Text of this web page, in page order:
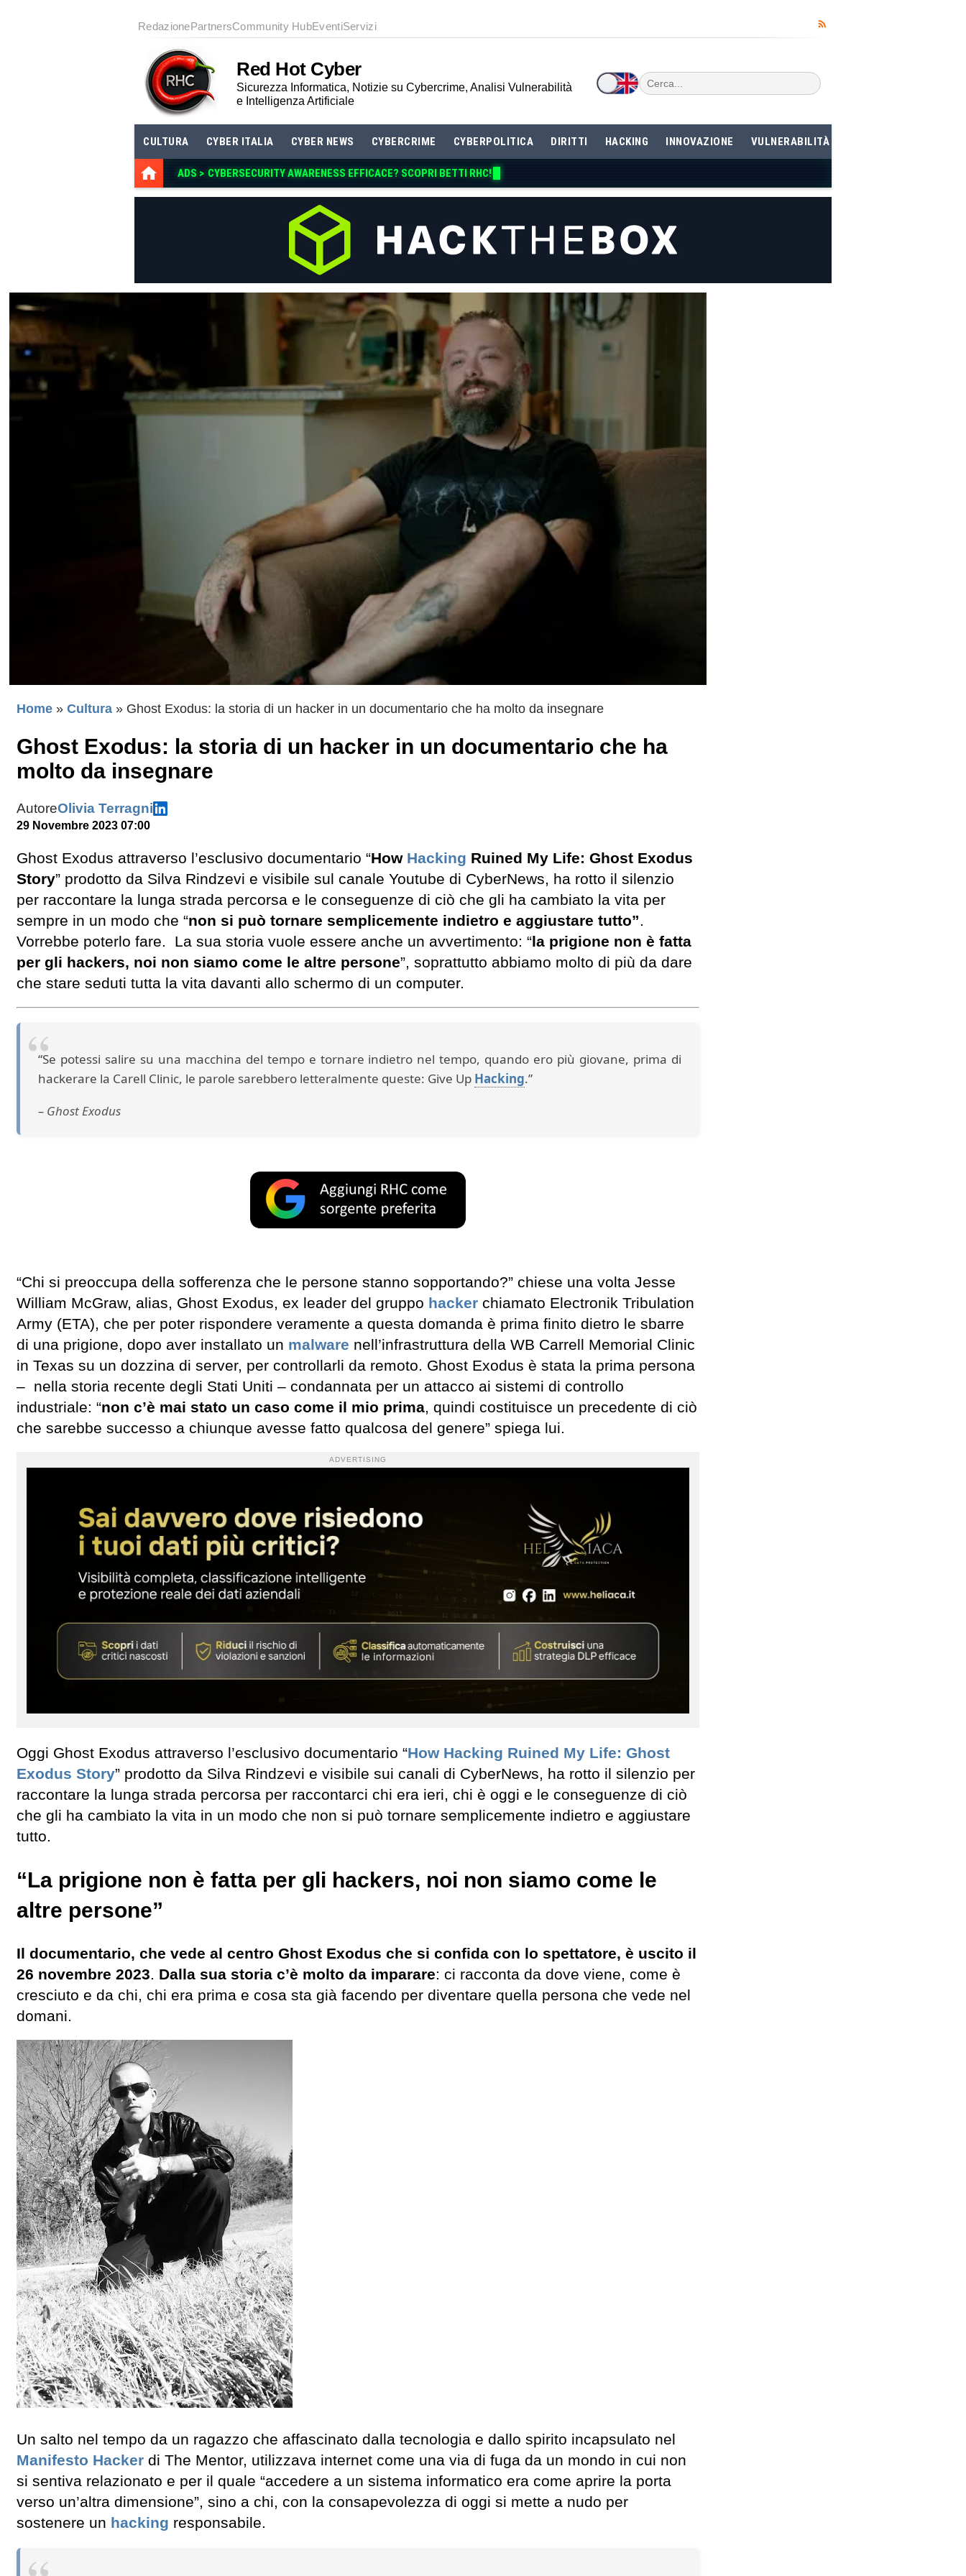
RedazionePartnersCommunity HubEventiServizi
Red Hot Cyber
Sicurezza Informatica, Notizie su Cybercrime, Analisi Vulnerabilità
e Intelligenza Artificiale
CULTURA CYBER ITALIA CYBER NEWS CYBERCRIME CYBERPOLITICA DIRITTI HACKING INNOVAZIONE VULNERABILITÀ
ADS > CYBERSECURITY AWARENESS EFFICACE? SCOPRI BETTI RHC!
Home » Cultura » Ghost Exodus: la storia di un hacker in un documentario che ha molto da insegnare
Ghost Exodus: la storia di un hacker in un documentario che ha
molto da insegnare
AutoreOlivia Terragni
29 Novembre 2023 07:00
Ghost Exodus attraverso l’esclusivo documentario “How Hacking Ruined My Life: Ghost Exodus
Story” prodotto da Silva Rindzevi e visibile sul canale Youtube di CyberNews, ha rotto il silenzio
per raccontare la lunga strada percorsa e le conseguenze di ciò che gli ha cambiato la vita per
sempre in un modo che “non si può tornare semplicemente indietro e aggiustare tutto”.
Vorrebbe poterlo fare. La sua storia vuole essere anche un avvertimento: “la prigione non è fatta
per gli hackers, noi non siamo come le altre persone”, soprattutto abbiamo molto di più da dare
che stare seduti tutta la vita davanti allo schermo di un computer.
“Se potessi salire su una macchina del tempo e tornare indietro nel tempo, quando ero più giovane, prima di
hackerare la Carell Clinic, le parole sarebbero letteralmente queste: Give Up Hacking.”
– Ghost Exodus
“Chi si preoccupa della sofferenza che le persone stanno sopportando?” chiese una volta Jesse
William McGraw, alias, Ghost Exodus, ex leader del gruppo hacker chiamato Electronik Tribulation
Army (ETA), che per poter rispondere veramente a questa domanda è prima finito dietro le sbarre
di una prigione, dopo aver installato un malware nell’infrastruttura della WB Carrell Memorial Clinic
in Texas su un dozzina di server, per controllarli da remoto. Ghost Exodus è stata la prima persona
– nella storia recente degli Stati Uniti – condannata per un attacco ai sistemi di controllo
industriale: “non c’è mai stato un caso come il mio prima, quindi costituisce un precedente di ciò
che sarebbe successo a chiunque avesse fatto qualcosa del genere” spiega lui.
ADVERTISING
Oggi Ghost Exodus attraverso l’esclusivo documentario “How Hacking Ruined My Life: Ghost
Exodus Story” prodotto da Silva Rindzevi e visibile sui canali di CyberNews, ha rotto il silenzio per
raccontare la lunga strada percorsa per raccontarci chi era ieri, chi è oggi e le conseguenze di ciò
che gli ha cambiato la vita in un modo che non si può tornare semplicemente indietro e aggiustare
tutto.
“La prigione non è fatta per gli hackers, noi non siamo come le
altre persone”
Il documentario, che vede al centro Ghost Exodus che si confida con lo spettatore, è uscito il
26 novembre 2023. Dalla sua storia c’è molto da imparare: ci racconta da dove viene, come è
cresciuto e da chi, chi era prima e cosa sta già facendo per diventare quella persona che vede nel
domani.
Un salto nel tempo da un ragazzo che affascinato dalla tecnologia e dallo spirito incapsulato nel
Manifesto Hacker di The Mentor, utilizzava internet come una via di fuga da un mondo in cui non
si sentiva relazionato e per il quale “accedere a un sistema informatico era come aprire la porta
verso un’altra dimensione”, sino a chi, con la consapevolezza di oggi si mette a nudo per
sostenere un hacking responsabile.